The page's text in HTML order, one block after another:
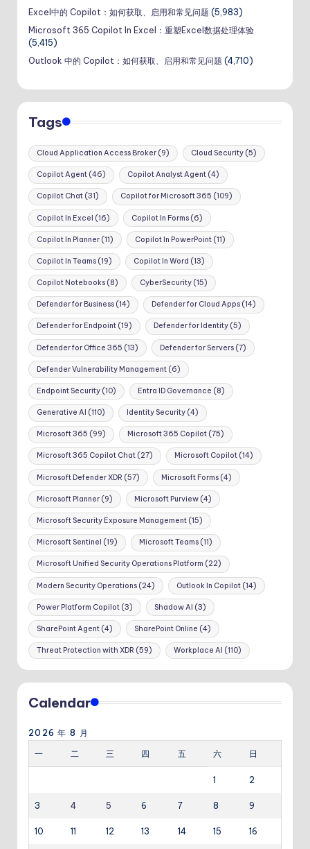
Excel中的 Copilot：如何获取、启用和常见问题 (5,983)
Microsoft 365 Copilot In Excel：重塑Excel数据处理体验
(5,415)
Outlook 中的 Copilot：如何获取、启用和常见问题 (4,710)
Tags
Cloud Application Access Broker (9) Cloud Security(5)
Copilot Agent (46) Copilot Analyst Agent(4)
Copilot Chat (31) Copilot for Microsoft 365 (109)
Copilot In Excel (16) Copilot In Forms(6)
Copilot In Planner (11) Copilot In PowerPoint(11)
Copilot In Teams (19) Copilot In Word (13)
Copilot Notebooks (8) CyberSecurity(15)
Defender for Business (14) Defender for Cloud Apps(14)
Defender for Endpoint (19) Defender for Identity(5)
Defender for Office 365 (13) Defender for Servers(7)
Defender Vulnerability Management (6)
Endpoint Security (10) Entra ID Governance (8)
Generative AI (110) Identity Security(4)
Microsoft 365 (99) Microsoft 365 Copilot(75)
Microsoft 365 Copilot Chat (27) Microsoft Copilot(14)
Microsoft Defender XDR (57) Microsoft Forms(4)
Microsoft Planner (9) Microsoft Purview(4)
Microsoft Security Exposure Management (15)
Microsoft Sentinel (19) Microsoft Teams(11)
Microsoft Unified Security Operations Platform (22)
Modern Security Operations (24) Outlook In Copilot(14)
Power Platform Copilot (3) Shadow AI (3)
SharePoint Agent (4) SharePoint Online (4)
Threat Protection with XDR (59) Workplace AI (110)
Calendar
2026 年 8 月
一
二 三 四 五 六 日
1 2
3 4 5 6 7 8 9
10 11 12 13 14 15 16